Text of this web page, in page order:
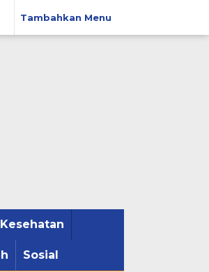
Tambahkan Menu
Kesehatan
Sosial